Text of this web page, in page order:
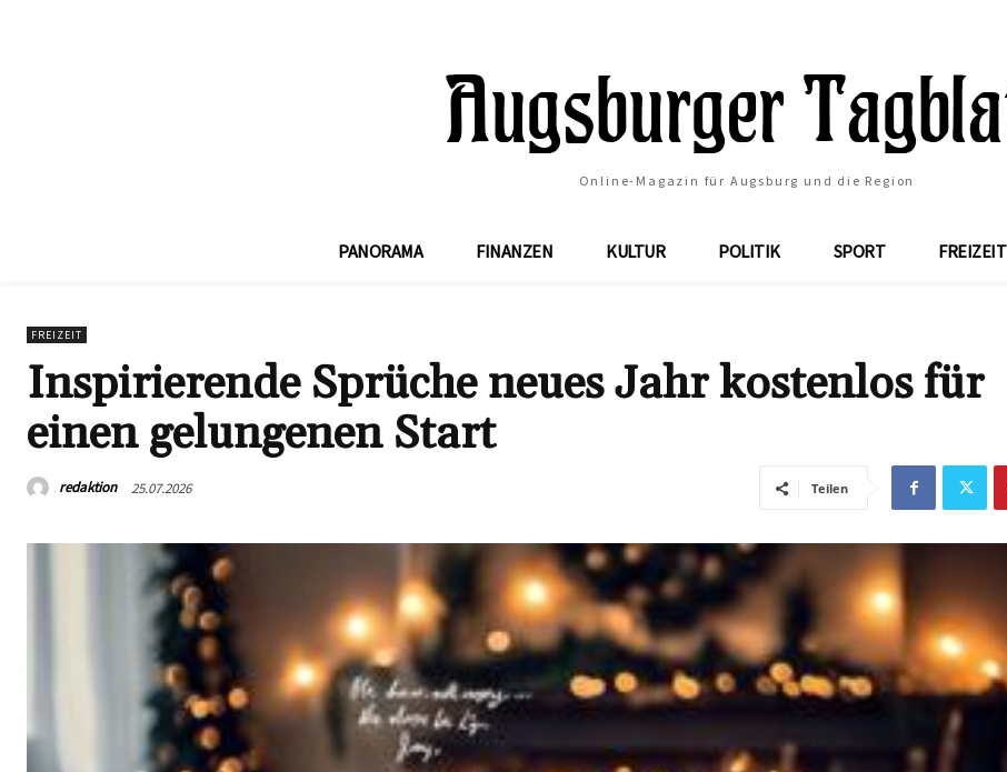
Online-Magazin für Augsburg und die Region
PANORAMA FINANZEN KULTUR POLITIK SPORT FREIZEIT
FREIZEIT
Inspirierende Sprüche neues Jahr kostenlos für
einen gelungenen Start
redaktion 25.07.2026 Teilen